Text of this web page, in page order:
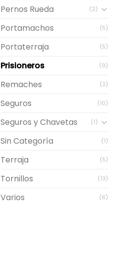
Pernos Rueda (2)
Portamachos (5)
Portaterraja (5)
Prisioneros (9)
Remaches (2)
Seguros (10)
Seguros y Chavetas (1)
Sin Categoría (1)
Terraja (5)
Tornillos (13)
Varios (6)